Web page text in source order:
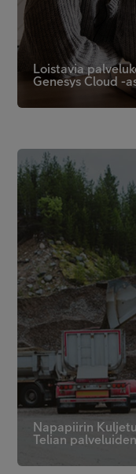
Loistavia
Genesys Cloud -
Napapiirin
Telian